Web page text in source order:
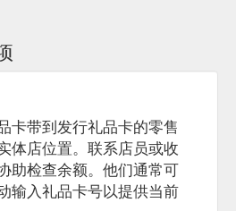
卡带到发行礼品卡的零售
体店位置。联系店员或收
助检查余额。他们通常可
输入礼品卡号以提供当前